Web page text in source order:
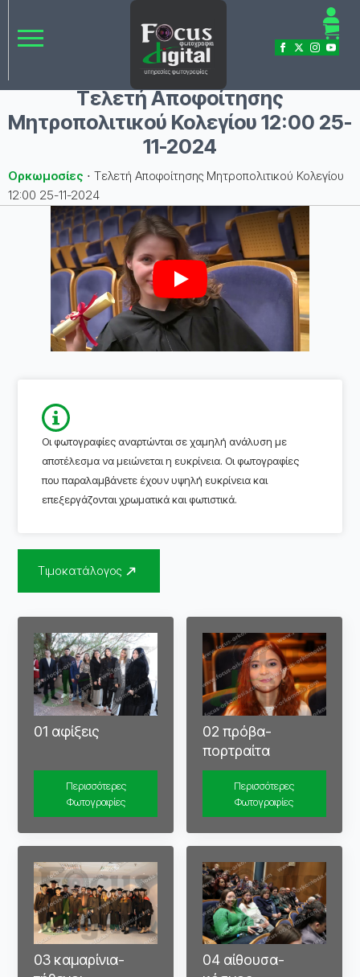
Τελετή Αποφοίτησης
Μητροπολιτικού Κολεγίου 12:00 25-
11-2024
Ορκωμοσίες ⋅ Τελετή Αποφοίτησης Μητροπολιτικού Κολεγίου
12:00 25-11-2024
Play
Οι φωτογραφίες αναρτώνται σε χαμηλή ανάλυση με
αποτέλεσμα να μειώνεται η ευκρίνεια. Οι φωτογραφίες
που παραλαμβάνετε έχουν υψηλή ευκρίνεια και
επεξεργάζονται χρωματικά και φωτιστικά.
Τιμοκατάλογος
01 αφίξεις
Περισσότερες
Φωτογραφίες
02 πρόβα-
πορτραίτα
Περισσότερες
Φωτογραφίες
03 καμαρίνια-
04 αίθουσα-